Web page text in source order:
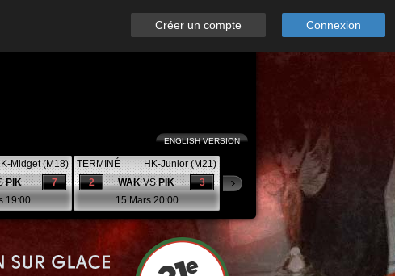
Connexion
Créer un compte
ENGLISH VERSION
Midget (M18)
7
PIK
19:00
TERMINÉ
HK-Junior (M21)
3
2 WAKVSPIK
15 Mars 20:00